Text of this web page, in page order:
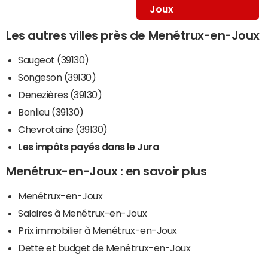
Joux
Les autres villes près de Menétrux-en-Joux
Saugeot (39130)
Songeson (39130)
Denezières (39130)
Bonlieu (39130)
Chevrotaine (39130)
Les impôts payés dans le Jura
Menétrux-en-Joux : en savoir plus
Menétrux-en-Joux
Salaires à Menétrux-en-Joux
Prix immobilier à Menétrux-en-Joux
Dette et budget de Menétrux-en-Joux